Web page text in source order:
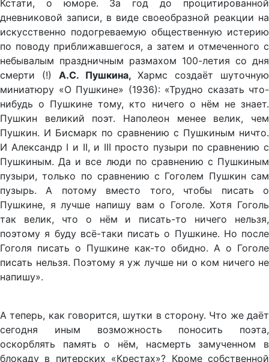
Кстати, о юморе. За год до процитированной
дневниковой записи, в виде своеобразной реакции на
искусственно подогреваемую общественную истерию
по поводу приближавшегося, а затем и отмеченного с
небывалым праздничным размахом 100-летия со дня
смерти (!) А.С. Пушкина, Хармс создаёт шуточную
миниатюру «О Пушкине» (1936): «Трудно сказать что-
нибудь о Пушкине тому, кто ничего о нём не знает.
Пушкин великий поэт. Наполеон менее велик, чем
Пушкин. И Бисмарк по сравнению с Пушкиным ничто.
И Александр I и II, и III просто пузыри по сравнению с
Пушкиным. Да и все люди по сравнению с Пушкиным
пузыри, только по сравнению с Гоголем Пушкин сам
пузырь. А потому вместо того, чтобы писать о
Пушкине, я лучше напишу вам о Гоголе. Хотя Гоголь
так велик, что о нём и писать-то ничего нельзя,
поэтому я буду всё-таки писать о Пушкине. Но после
Гоголя писать о Пушкине как-то обидно. А о Гоголе
писать нельзя. Поэтому я уж лучше ни о ком ничего не
напишу».
А теперь, как говорится, шутки в сторону. Что же даёт
сегодня иным возможность поносить поэта,
оскорблять память о нём, насмерть замученном в
блокаду в питерских «Крестах»? Кроме собственной